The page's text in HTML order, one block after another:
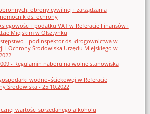
obrony cywilnej i zarządzania
ds. ochrony
i podatku VAT w Referacie Finansów i
Miejskim w Olsztynku
- podinspektor ds. drogownictwa w
i Ochrony Środowiska Urzędu Miejskiego w
- Regulamin naboru na wolne stanowiska
wodno–ściekowej w Referacie
Środowiska - 25.10.2022
wartości sprzedanego alkoholu